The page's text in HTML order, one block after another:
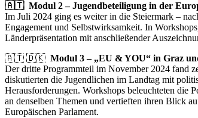
🇦🇹 Modul 2 – Jugendbeteiligung in der
Im Juli 2024 ging es weiter in die Steiermark –
Engagement und Selbstwirksamkeit. In
Länderpräsentation mit anschließender
🇦🇹 🇩🇰 Modul 3 – „EU & YOU“ in Graz
Der dritte Programmteil im November 2024 fand
diskutierten die Jugendlichen im Landtag mit
Herausforderungen. Workshops beleuchteten die
an denselben Themen und vertieften ihren Blick
Europäischen Parlament.